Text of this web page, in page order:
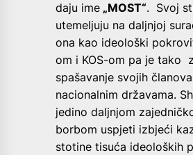
daju ime „MOST“. Svoj
utemeljuju na daljnjoj
ona kao ideološki
om i KOS-om pa je tako
spašavanje svojih
nacionalnim državama.
jedino daljnjom
borbom uspjeti izbjeći
stotine tisuća ideoloških